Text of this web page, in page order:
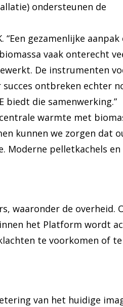
ondersteunen de
“Een gezamenlijke aanpak
vaak onterecht
De instrumenten
ontbreken echter
biedt die samenwerking.”
warmte met
kunnen we zorgen dat
Moderne pelletkachels en
waaronder de overheid.
het Platform wordt
te voorkomen of te
van het huidige